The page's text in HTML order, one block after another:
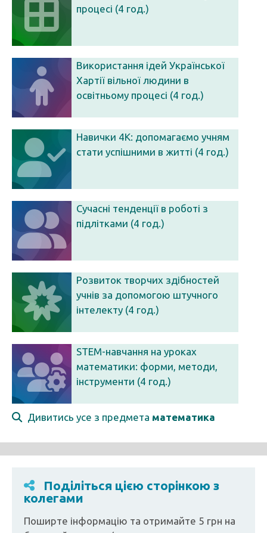
процесі (4 год.)
Використання ідей Української
Хартії вільної людини в
освітньому процесі (4 год.)
Навички 4К: допомагаємо учням
стати успішними в житті (4 год.)
Сучасні тенденції в роботі з
підлітками (4 год.)
Розвиток творчих здібностей
учнів за допомогою штучного
інтелекту (4 год.)
STEM-навчання на уроках
математики: форми, методи,
інструменти (4 год.)
Дивитись усе з предмета математика
Поділіться цією сторінкою з
колегами
Поширте інформацію та отримайте 5 грн на